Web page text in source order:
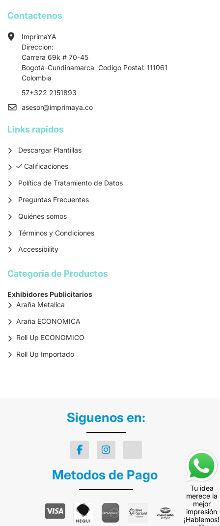
Contactenos
ImprimaYA
Direccion:
Carrera 69k # 70-45
Bogotá-Cundinamarca Codigo Postal: 111061
Colombia
57+322 2151893
asesor@imprimaya.co
Links rapidos
Descargar Plantillas
Calificaciones
Calificaciones
Política de Tratamiento de Datos
Preguntas Frecuentes
Quiénes somos
Términos y Condiciones
Accessibility
Categoria de Productos
Exhibidores Publicitarios
Araña Metalica
Araña ECONOMICA
Roll Up ECONOMICO
Roll Up Importado
Siguenos en:
Metodos de Pago
Tu idea
merece la
mejor
impresión
¡Hablemos!